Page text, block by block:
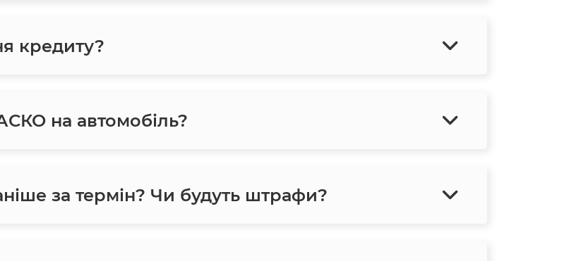
кредиту?
на автомобіль?
за термін? Чи будуть штрафи?